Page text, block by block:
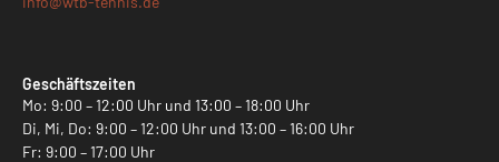
Geschäftszeiten
Mo: 9:00 – 12:00 Uhr und 13:00 – 18:00 Uhr
Di, Mi, Do: 9:00 – 12:00 Uhr und 13:00 – 16:00 Uhr
Fr: 9:00 – 17:00 Uhr